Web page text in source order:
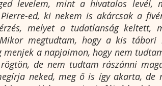
levelem, mint a hivatalos levél,
ed, ki nekem is akárcsak a
melyet a tudatlanság keltett,
megtudtam, hogy a kis tábori
menjek a napjaimon, hogy nem
de nem tudtam rászánni
neked, meg ő is így akarta, de